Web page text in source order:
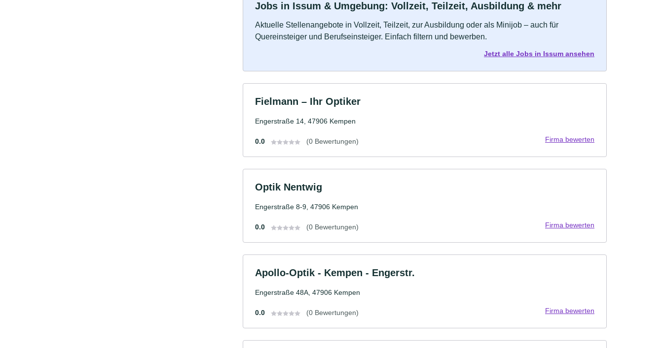
Jobs in Issum & Umgebung: Vollzeit, Teilzeit, Ausbildung & mehr
Aktuelle Stellenangebote in Vollzeit, Teilzeit, zur Ausbildung oder als Minijob – auch für
Quereinsteiger und Berufseinsteiger. Einfach filtern und bewerben.
Jetzt alle Jobs in Issum ansehen
Fielmann – Ihr Optiker
Engerstraße 14, 47906 Kempen
0.0 (0 Bewertungen) Firma bewerten
Optik Nentwig
Engerstraße 8-9, 47906 Kempen
0.0 (0 Bewertungen) Firma bewerten
Apollo-Optik - Kempen - Engerstr.
Engerstraße 48A, 47906 Kempen
0.0 (0 Bewertungen) Firma bewerten